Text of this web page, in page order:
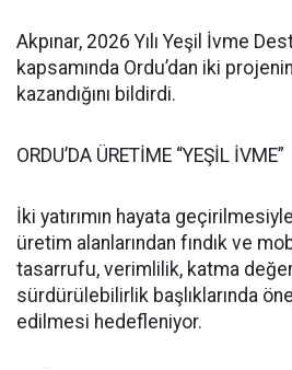
Akpınar, 2026 Yılı Yeşil İvme
kapsamında Ordu’dan iki
kazandığını bildirdi.
ORDU’DA ÜRETİME “YEŞİL İVME”
İki yatırımın hayata
üretim alanlarından fındık ve
tasarrufu, verimlilik, katma
sürdürülebilirlik başlıklarında
edilmesi hedefleniyor.